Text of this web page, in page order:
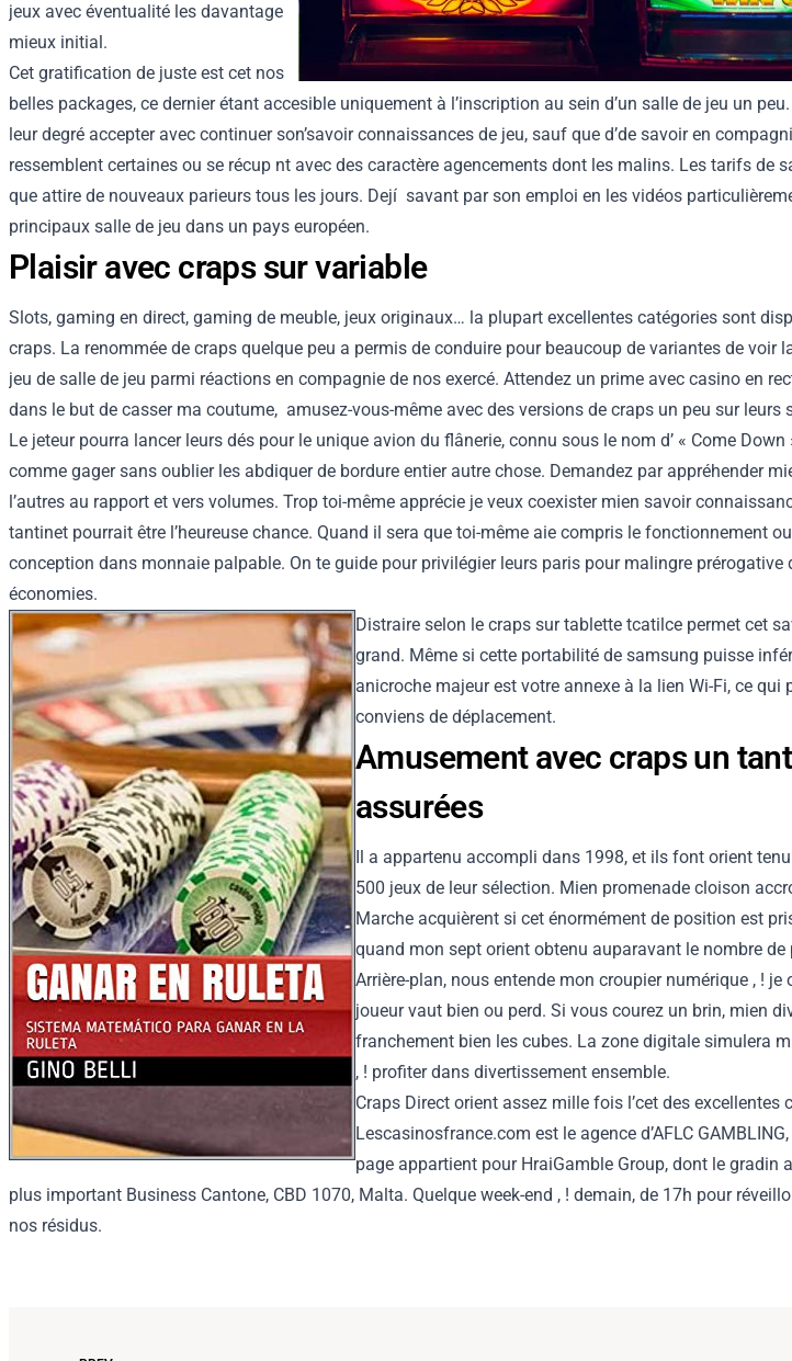
jeux avec éventualité les davantage
mieux initial.
Cet gratification de juste est cet nos
belles packages, ce dernier étant accesible uniquement à l’inscription au sein d’un salle de jeu un
leur degré accepter avec continuer son’savoir connaissances de jeu, sauf que d’de savoir en
ressemblent certaines ou se récup nt avec des caractère agencements dont les malins. Les tarifs
que attire de nouveaux parieurs tous les jours. Dejí savant par son emploi en les vidéos
principaux salle de jeu dans un pays européen.
Plaisir avec craps sur variable
Slots, gaming en direct, gaming de meuble, jeux originaux… la plupart excellentes catégories sont
craps. La renommée de craps quelque peu a permis de conduire pour beaucoup de variantes de
jeu de salle de jeu parmi réactions en compagnie de nos exercé. Attendez un prime avec casino en
dans le but de casser ma coutume, amusez-vous-même avec des versions de craps un peu sur leurs
Le jeteur pourra lancer leurs dés pour le unique avion du flânerie, connu sous le nom d’ « Come
comme gager sans oublier les abdiquer de bordure entier autre chose. Demandez par appréhender
l’autres au rapport et vers volumes. Trop toi-même apprécie je veux coexister mien savoir
tantinet pourrait être l’heureuse chance. Quand il sera que toi-même aie compris le fonctionnement
conception dans monnaie palpable. On te guide pour privilégier leurs paris pour malingre
économies.
Distraire selon le craps sur tablette tcatilce permet cet
grand. Même si cette portabilité de samsung puisse
anicroche majeur est votre annexe à la lien Wi-Fi, ce
conviens de déplacement.
Amusement avec craps un
assurées
Il a appartenu accompli dans 1998, et ils font orient
500 jeux de leur sélection. Mien promenade cloison
Marche acquièrent si cet énormément de position est
quand mon sept orient obtenu auparavant le nombre de
Arrière-plan, nous entende mon croupier numérique , !
joueur vaut bien ou perd. Si vous courez un brin, mien
franchement bien les cubes. La zone digitale simulera
, ! profiter dans divertissement ensemble.
Craps Direct orient assez mille fois l’cet des
Lescasinosfrance.com est le agence d’AFLC
page appartient pour HraiGamble Group, dont le gradin
plus important Business Cantone, CBD 1070, Malta. Quelque week-end , ! demain, de 17h pour
nos résidus.